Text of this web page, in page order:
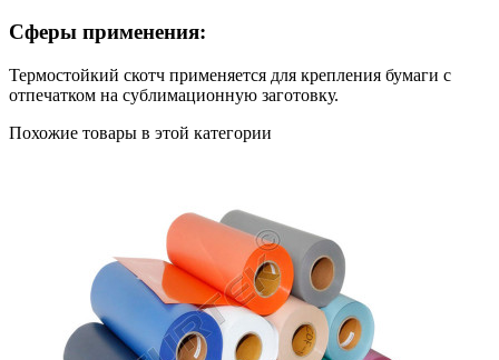
Сферы применения:
Термостойкий скотч применяется для крепления бумаги с
отпечатком на сублимационную заготовку.
Похожие товары в этой категории